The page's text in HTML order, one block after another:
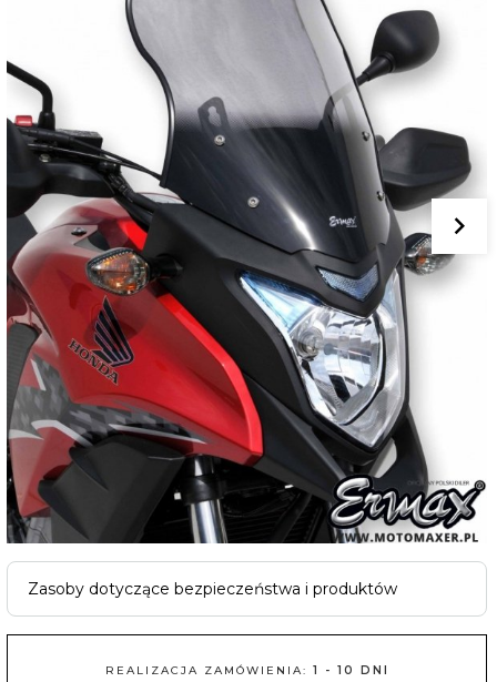
Zasoby dotyczące bezpieczeństwa i produktów
REALIZACJA ZAMÓWIENIA: 1 - 10 DNI